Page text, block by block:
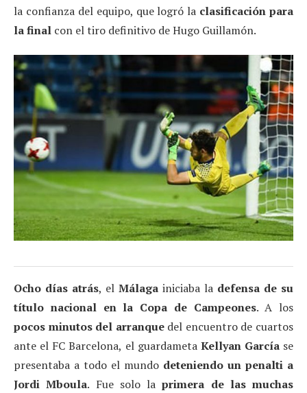
la confianza del equipo, que logró la clasificación para
la final con el tiro definitivo de Hugo Guillamón.
Ocho días atrás, el Málaga iniciaba la defensa de su
título nacional en la Copa de Campeones. A los
pocos minutos del arranquedel encuentro de cuartos
ante el FC Barcelona, el guardameta Kellyan Garcíase
presentaba a todo el mundo deteniendo un penalti a
Jordi Mboula. Fue solo laprimera de las muchas